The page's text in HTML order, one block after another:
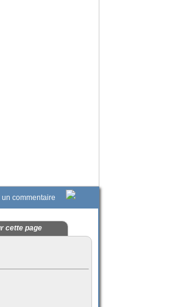
un commentaire
cette page